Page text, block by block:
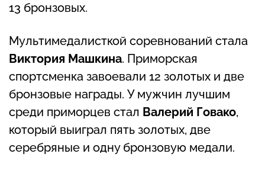
13 бронзовых.
Мультимедалисткой соревнований стала
Виктория Машкина. Приморская
спортсменка завоевали 12 золотых и две
бронзовые награды. У мужчин лучшим
среди приморцев стал Валерий Говако,
который выиграл пять золотых, две
серебряные и одну бронзовую медали.